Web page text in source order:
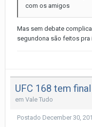
com os amigos
Mas sem debate
segundona são feitos pra
UFC 168 tem
em Vale Tudo
Postado December 30,